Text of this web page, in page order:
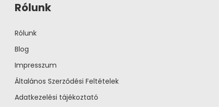
Rólunk
Rólunk
Blog
Impresszum
Általános Szerződési Feltételek
Adatkezelési tájékoztató